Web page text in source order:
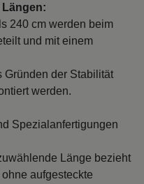
240 cm werden beim
und mit einem
Gründen der Stabilität
werden.
Spezialanfertigungen
Länge bezieht
aufgesteckte